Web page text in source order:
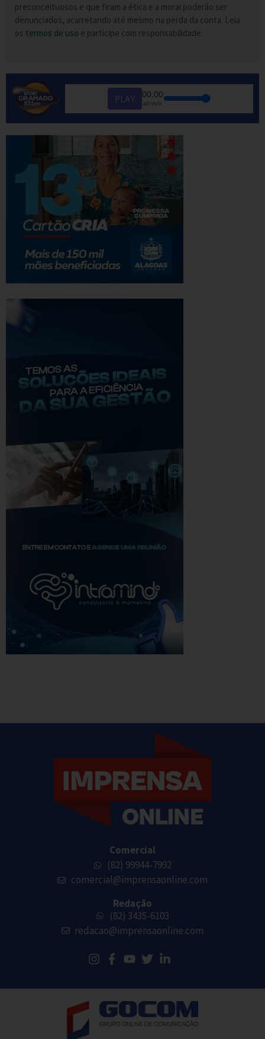
preconceituosos e que firam a ética e a moral poderão ser
denunciados, acarretando até mesmo na perda da conta. Leia
os termos de uso e participe com responsabilidade.
PLAY 00:00
AO VIVO
Comercial
(82) 99944-7992
comercial@imprensaonline.com
Redação
(82) 3435-6103
redacao@imprensaonline.com